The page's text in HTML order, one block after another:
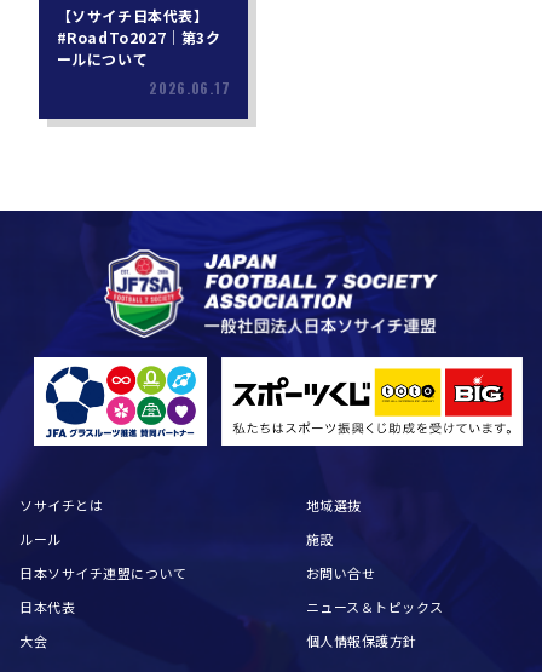
【ソサイチ日本代表】
#RoadTo2027｜第3ク
ールについて
2026.06.17
ソサイチとは
ルール
日本ソサイチ連盟について
日本代表
大会
地域選抜
施設
お問い合せ
ニュース＆トピックス
個人情報保護方針